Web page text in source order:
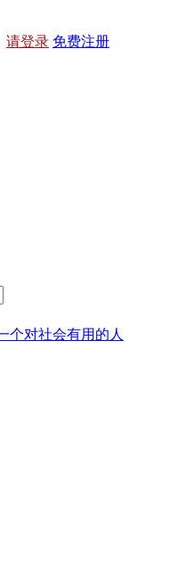
请登录 免费注册